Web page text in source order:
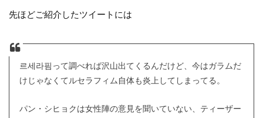
先ほどご紹介したツイートには
르세라핌って調べれば沢山出てくるんだけど、今はガラムだ
けじゃなくてルセラフィム自体も炎上してしまってる。
パン・シヒョクは女性陣の意見を聞いていない、ティーザー